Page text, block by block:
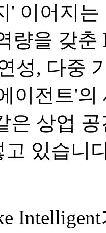
' 이어지
량을 갖춘
성, 다중
이전트'
은 상업
있습니